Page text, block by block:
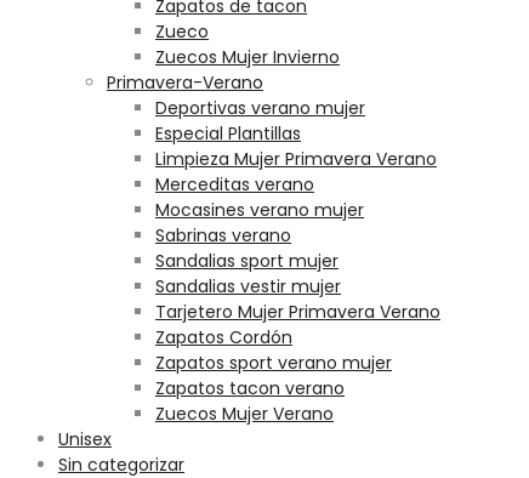
Zapatos de tacon
Zueco
Zuecos Mujer Invierno
Primavera-Verano
Deportivas verano mujer
Especial Plantillas
Limpieza Mujer Primavera Verano
Merceditas verano
Mocasines verano mujer
Sabrinas verano
Sandalias sport mujer
Sandalias vestir mujer
Tarjetero Mujer Primavera Verano
Zapatos Cordón
Zapatos sport verano mujer
Zapatos tacon verano
Zuecos Mujer Verano
Unisex
Sin categorizar